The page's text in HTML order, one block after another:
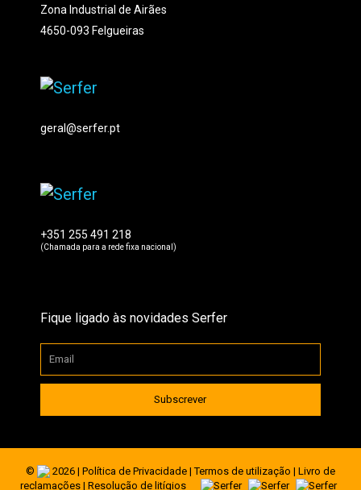
Zona Industrial de Airães
4650-093 Felgueiras
geral@serfer.pt
+351 255 491 218
(Chamada para a rede fixa nacional)
Fique ligado às novidades Serfer
© 2026 | Política de Privacidade |Termos de utilização | Livro de
reclamações | Resolução de litígios